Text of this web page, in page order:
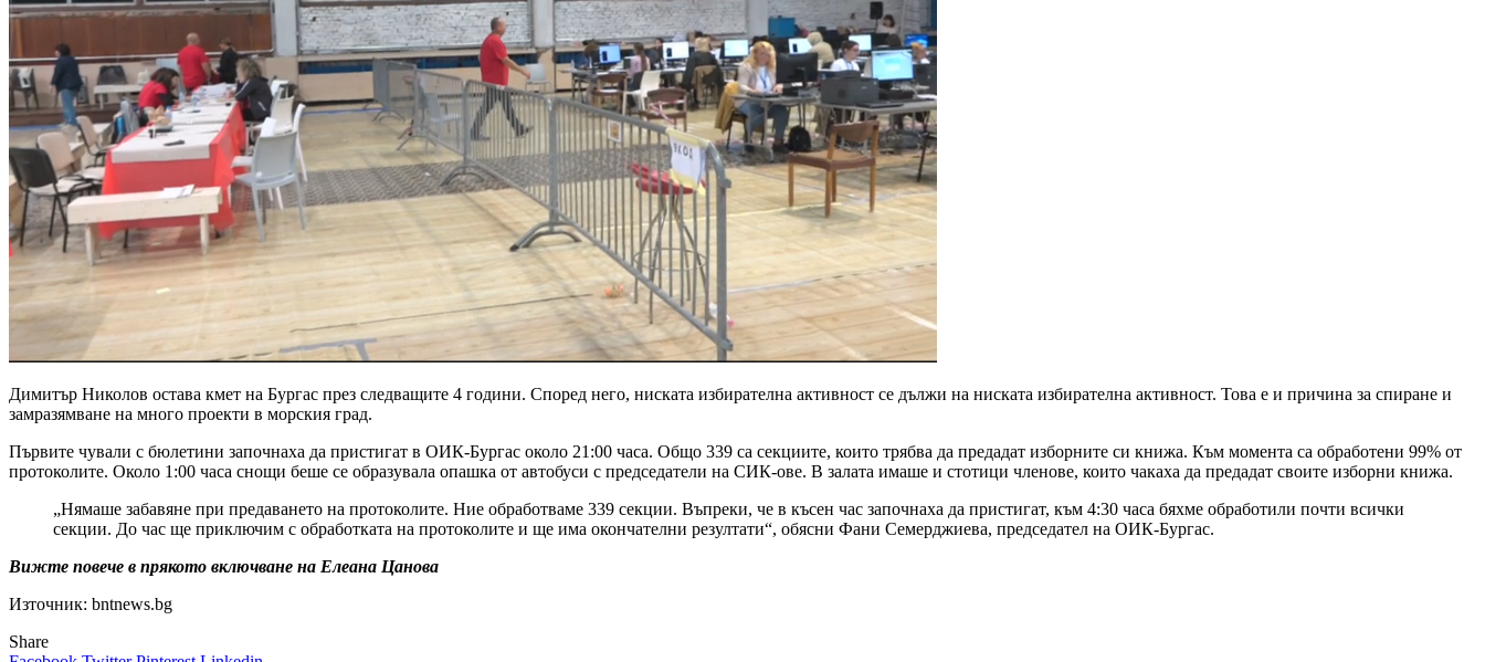
Димитър Николов остава кмет на Бургас през следващите 4 години. Според него, ниската избирателна активност се дължи на ниската избирателна активност. Това е и причина за спиране и
замразямване на много проекти в морския град.
Първите чували с бюлетини започнаха да пристигат в ОИК-Бургас около 21:00 часа. Общо 339 са секциите, които трябва да предадат изборните си книжа. Към момента са обработени 99% от
протоколите. Около 1:00 часа снощи беше се образувала опашка от автобуси с председатели на СИК-ове. В залата имаше и стотици членове, които чакаха да предадат своите изборни книжа.
„Нямаше забавяне при предаването на протоколите. Ние обработваме 339 секции. Въпреки, че в късен час започнаха да пристигат, към 4:30 часа бяхме обработили почти всички
секции. До час ще приключим с обработката на протоколите и ще има окончателни резултати“, обясни Фани Семерджиева, председател на ОИК-Бургас.
Вижте повече в прякото включване на Елеана Цанова
Източник: bntnews.bg
Share